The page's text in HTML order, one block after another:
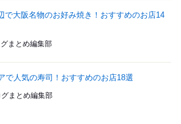
で大阪名物のお好み焼き！おすすめのお店14
まとめ編集部
で人気の寿司！おすすめのお店18選
まとめ編集部